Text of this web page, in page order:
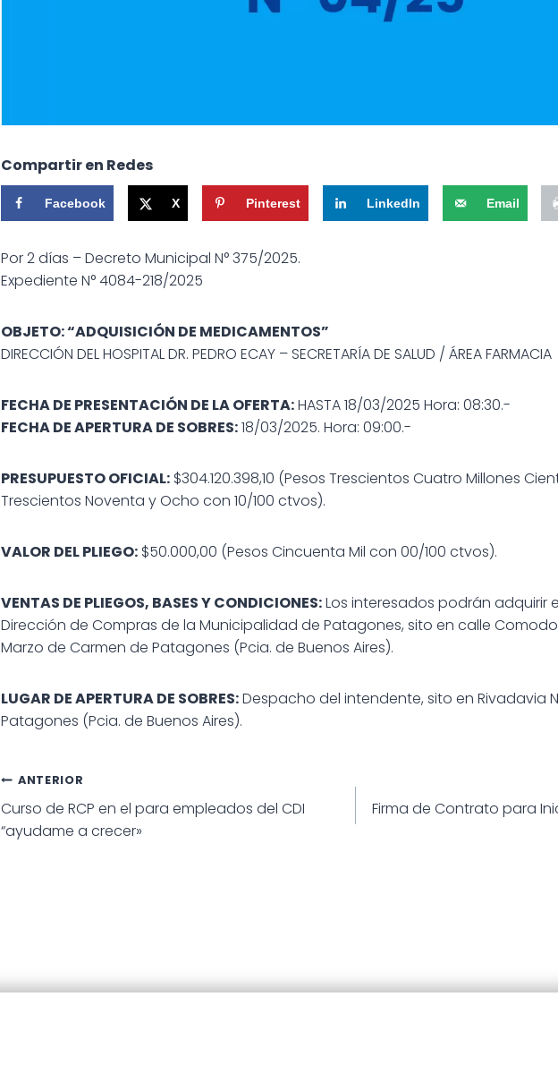
Compartir en Redes
Facebook X Pinterest LinkedIn Email
Por 2 días – Decreto Municipal N° 375/2025.
Expediente N° 4084-218/2025
OBJETO: “ADQUISICIÓN DE MEDICAMENTOS”
DIRECCIÓN DEL HOSPITAL DR. PEDRO ECAY – SECRETARÍA DE SALUD / ÁREA FARMACIA
FECHA DE PRESENTACIÓN DE LA OFERTA:HASTA 18/03/2025 Hora: 08:30.-
FECHA DE APERTURA DE SOBRES:18/03/2025. Hora: 09:00.-
PRESUPUESTO OFICIAL: $304.120.398,10 (Pesos Trescientos Cuatro Millones
Trescientos Noventa y Ocho con 10/100 ctvos).
VALOR DEL PLIEGO: $50.000,00 (Pesos Cincuenta Mil con 00/100 ctvos).
VENTAS DE PLIEGOS, BASES Y CONDICIONES:Los interesados podrán adquirir
Dirección de Compras de la Municipalidad de Patagones, sito en calle
Marzo de Carmen de Patagones (Pcia. de Buenos Aires).
LUGAR DE APERTURA DE SOBRES:Despacho del intendente, sito en Rivadavia
Patagones (Pcia. de Buenos Aires).
Navegación
de
ANTERIOR
Curso de RCP en el para empleados del CDI
“ayudame a crecer»
Firma de Contrato para